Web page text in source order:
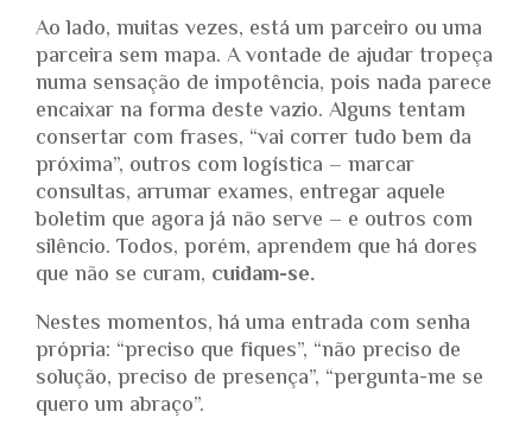
Ao lado, muitas vezes, está um parceiro ou uma
parceira sem mapa. A vontade de ajudar tropeça
numa sensação de impotência, pois nada parece
encaixar na forma deste vazio. Alguns tentam
consertar com frases, “vai correr tudo bem da
próxima”, outros com logística – marcar
consultas, arrumar exames, entregar aquele
boletim que agora já não serve – e outros com
silêncio. Todos, porém, aprendem que há dores
que não se curam, cuidam-se.
Nestes momentos, há uma entrada com senha
própria: “preciso que fiques”, “não preciso de
solução, preciso de presença”, “pergunta-me se
quero um abraço”.